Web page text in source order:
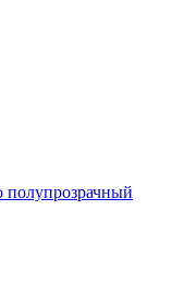
полупрозрачный